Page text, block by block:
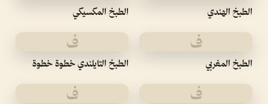
الطبخ الهندي الطبخ المكسيكي
ف
الطبخ المغربي
ف
الطبخ التايلندي خطوة خطوة
ف ف